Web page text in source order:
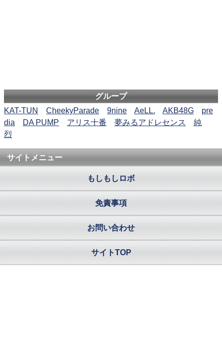
グループ
KAT-TUN
CheekyParade 9nine AeLL. AKB48G
pre
dia
DA PUMP アリス十番 夢みるアドレセンス
純
烈
サイトメニュー
もしもしロボ
免責事項
お問い合わせ
サイトTOP